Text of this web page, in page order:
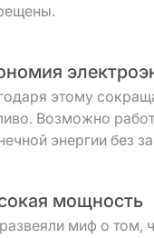
этому
Возможно
энергии без
мощность
миф о том,